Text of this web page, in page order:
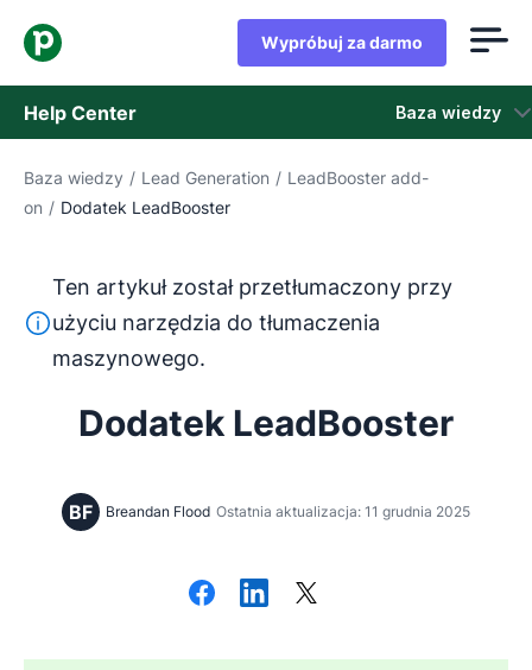
Wypróbuj za darmo
Help Center Baza wiedzy
Baza wiedzy
Skontaktuj się z obsługą klienta
Baza wiedzy / Lead Generation / LeadBooster add-
on / Dodatek LeadBooster
Ten tekst został przetłumaczony z języka
Ten artykuł został przetłumaczony przy
użyciu narzędzia do tłumaczenia
maszynowego.
Dodatek LeadBooster
BF Breandan Flood Ostatnia aktualizacja: 11 grudnia 2025